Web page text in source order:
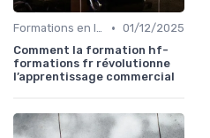
Formations en ligne • 01/12/2025
Comment la formation hf-
formations fr révolutionne
l’apprentissage commercial